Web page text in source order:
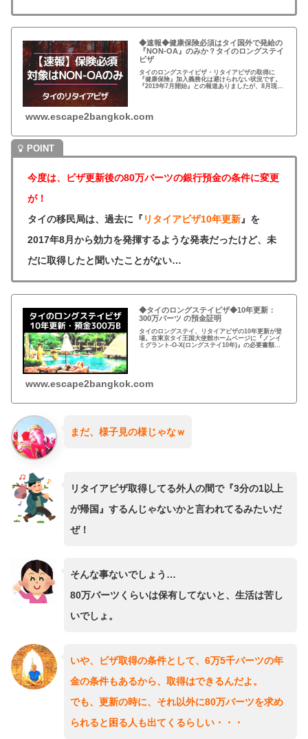
◆速報◆健康保険必須はタイ国外で発給の
『NON-OA』のみか？タイのロングステイ
ビザ
タイのロングステイビザ・リタイアビザの取得に
『健康保険』加入義務化は避けられない状況です。
『2019年7月開始』との報道ありましたが、8月現
www.escape2bangkok.com
今度は、ビザ更新後の80万バーツの銀行預金の条件に変更
が！
タイの移民局は、過去に『 リタイアビザ10年更新』を
2017年8月から効力を発揮するような発表だったけど、未
だに取得したと聞いたことがない…
◆タイのロングステイビザ◆10年更新：
300万バーツ の預金証明
タイのロングステイ、リタイアビザの10年更新が登
場。在東京タイ王国大使館ホームページに『ノンイ
ミグラント-O-X(ロングステイ10年)』の必要書類が
www.escape2bangkok.com
まだ、様子見の様じゃなｗ
リタイアビザ取得してる外人の間で『3分の1以上
が帰国』するんじゃないかと言われてるみたいだ
ぜ！
そんな事ないでしょう…
80万バーツくらいは保有してないと、生活は苦し
いでしょ。
いや、ビザ取得の条件として、6万5千バーツの年
金の条件もあるから、取得はできるんだよ。
でも、 更新の時に、それ以外に80万バーツを求め
られると困る人も出てくるらしい・・・